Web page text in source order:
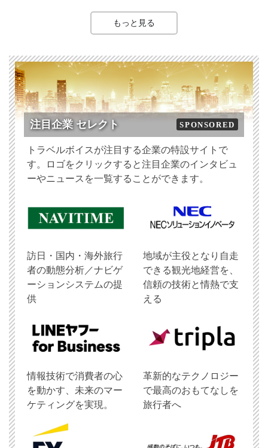
もっと見る
注目企業 セレクト SPONSORED
トラベルボイスが注目する企業の特設サイトで
す。ロゴをクリックすると注目企業のインタビュ
ーやニュースを一覧することができます。
訪日・国内・海外旅行
者の動態分析／ナビゲ
ーションシステムの提
供
地域が主役となり自走
できる観光地経営を、
信頼の技術と情熱で支
える
情報技術で消費者の心
を動かす、未来のマー
ケティングを実現。
革新的なテクノロジー
で最高のおもてなしを
旅行者へ